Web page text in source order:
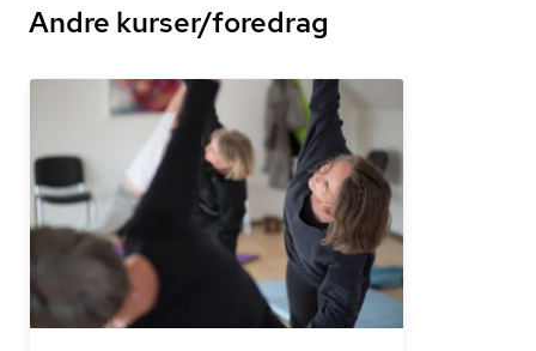
Andre kurser/foredrag